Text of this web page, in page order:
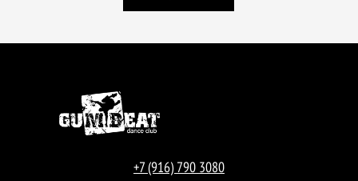
+7 (916) 790 3080